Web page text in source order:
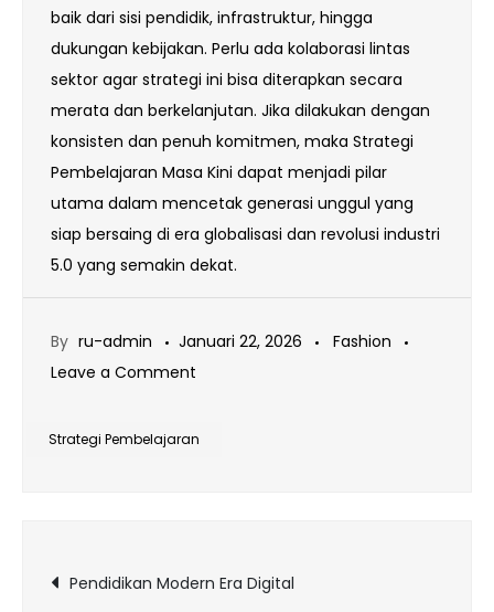
baik dari sisi pendidik, infrastruktur, hingga
dukungan kebijakan. Perlu ada kolaborasi lintas
sektor agar strategi ini bisa diterapkan secara
merata dan berkelanjutan. Jika dilakukan dengan
konsisten dan penuh komitmen, maka Strategi
Pembelajaran Masa Kini dapat menjadi pilar
utama dalam mencetak generasi unggul yang
siap bersaing di era globalisasi dan revolusi industri
5.0 yang semakin dekat.
By ru-admin Januari 22, 2026
Fashion
Leave a Comment
Pembelajaran
Strategi Pembelajaran
Navigasi
Pendidikan Modern Era Digital